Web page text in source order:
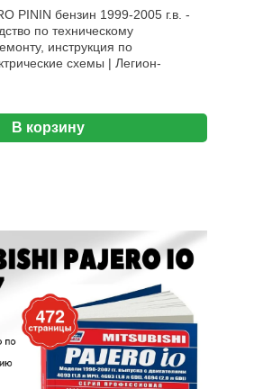
PININ бензин 1999-2005 г.в. -
по техническому
инструкция по
схемы | Легион-
В корзину